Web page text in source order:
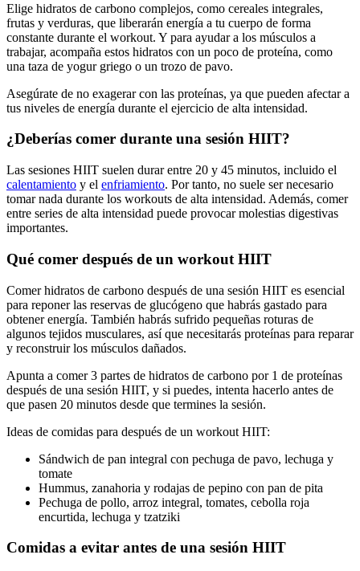
Elige hidratos de carbono complejos, como cereales integrales,
frutas y verduras, que liberarán energía a tu cuerpo de forma
constante durante el workout. Y para ayudar a los músculos a
trabajar, acompaña estos hidratos con un poco de proteína, como
una taza de yogur griego o un trozo de pavo.
Asegúrate de no exagerar con las proteínas, ya que pueden afectar a
tus niveles de energía durante el ejercicio de alta intensidad.
¿Deberías comer durante una sesión HIIT?
Las sesiones HIIT suelen durar entre 20 y 45 minutos, incluido el
calentamiento y el enfriamiento. Por tanto, no suele ser necesario
tomar nada durante los workouts de alta intensidad. Además, comer
entre series de alta intensidad puede provocar molestias digestivas
importantes.
Qué comer después de un workout HIIT
Comer hidratos de carbono después de una sesión HIIT es esencial
para reponer las reservas de glucógeno que habrás gastado para
obtener energía. También habrás sufrido pequeñas roturas de
algunos tejidos musculares, así que necesitarás proteínas para reparar
y reconstruir los músculos dañados.
Apunta a comer 3 partes de hidratos de carbono por 1 de proteínas
después de una sesión HIIT, y si puedes, intenta hacerlo antes de
que pasen 20 minutos desde que termines la sesión.
Ideas de comidas para después de un workout HIIT:
Sándwich de pan integral con pechuga de pavo, lechuga y
tomate
Hummus, zanahoria y rodajas de pepino con pan de pita
Pechuga de pollo, arroz integral, tomates, cebolla roja
encurtida, lechuga y tzatziki
Comidas a evitar antes de una sesión HIIT